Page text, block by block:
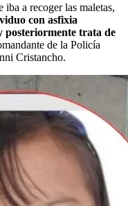
a recoger las maletas,
con asfixia
posteriormente trata de
de la Policía
Cristancho.